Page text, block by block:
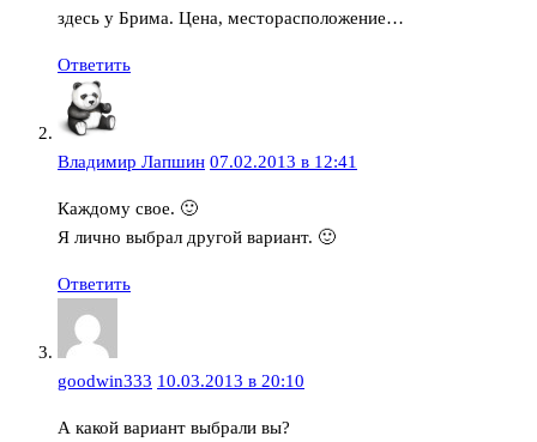
здесь у Брима. Цена, месторасположение…
Ответить
Владимир Лапшин 07.02.2013 в 12:41
Каждому свое. 🙂
Я лично выбрал другой вариант. 🙂
Ответить
goodwin333 10.03.2013 в 20:10
А какой вариант выбрали вы?